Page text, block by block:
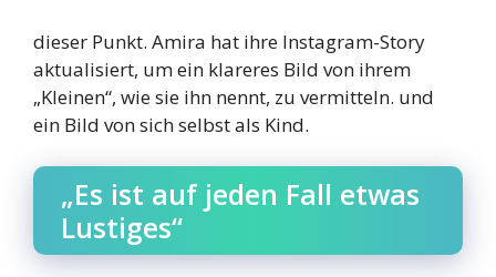
dieser Punkt. Amira hat ihre Instagram-Story
aktualisiert, um ein klareres Bild von ihrem
„Kleinen“, wie sie ihn nennt, zu vermitteln. und
ein Bild von sich selbst als Kind.
„Es ist auf jeden Fall etwas
Lustiges“